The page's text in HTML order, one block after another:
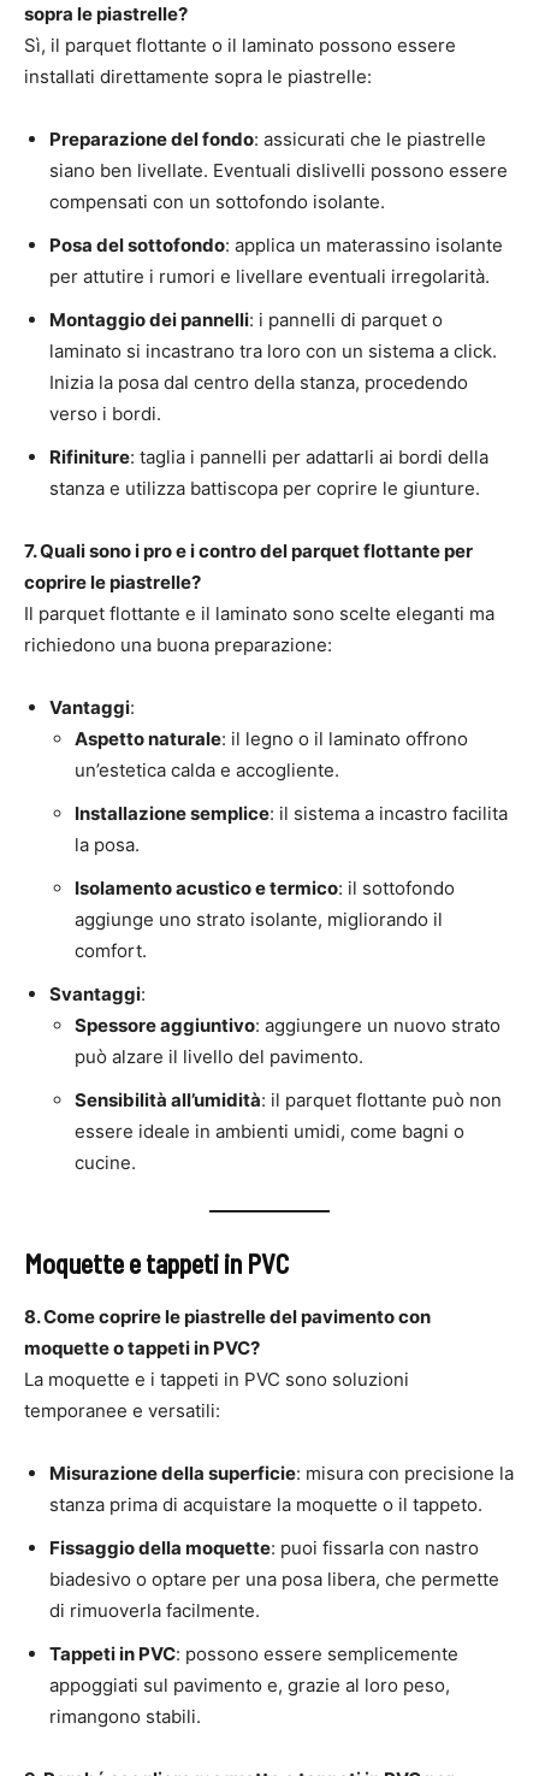
sopra le piastrelle?
Sì, il parquet flottante o il laminato possono essere
installati direttamente sopra le piastrelle:
Preparazione del fondo: assicurati che le piastrelle
siano ben livellate. Eventuali dislivelli possono essere
compensati con un sottofondo isolante.
Posa del sottofondo: applica un materassino isolante
per attutire i rumori e livellare eventuali irregolarità.
Montaggio dei pannelli: i pannelli di parquet o
laminato si incastrano tra loro con un sistema a click.
Inizia la posa dal centro della stanza, procedendo
verso i bordi.
Rifiniture: taglia i pannelli per adattarli ai bordi della
stanza e utilizza battiscopa per coprire le giunture.
7. Quali sono i pro e i contro del parquet flottante per
coprire le piastrelle?
Il parquet flottante e il laminato sono scelte eleganti ma
richiedono una buona preparazione:
Vantaggi:
Aspetto naturale: il legno o il laminato offrono
un’estetica calda e accogliente.
Installazione semplice: il sistema a incastro facilita
la posa.
Isolamento acustico e termico: il sottofondo
aggiunge uno strato isolante, migliorando il
comfort.
Svantaggi:
Spessore aggiuntivo: aggiungere un nuovo strato
può alzare il livello del pavimento.
Sensibilità all’umidità: il parquet flottante può non
essere ideale in ambienti umidi, come bagni o
cucine.
Moquette e tappeti in PVC
8. Come coprire le piastrelle del pavimento con
moquette o tappeti in PVC?
La moquette e i tappeti in PVC sono soluzioni
temporanee e versatili:
Misurazione della superficie: misura con precisione la
stanza prima di acquistare la moquette o il tappeto.
Fissaggio della moquette: puoi fissarla con nastro
biadesivo o optare per una posa libera, che permette
di rimuoverla facilmente.
Tappeti in PVC: possono essere semplicemente
appoggiati sul pavimento e, grazie al loro peso,
rimangono stabili.